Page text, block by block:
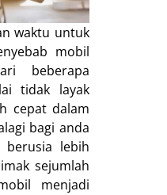
waktu untuk
mobil
beberapa
tidak layak
cepat dalam
bagi anda
berusia lebih
sejumlah
menjadi